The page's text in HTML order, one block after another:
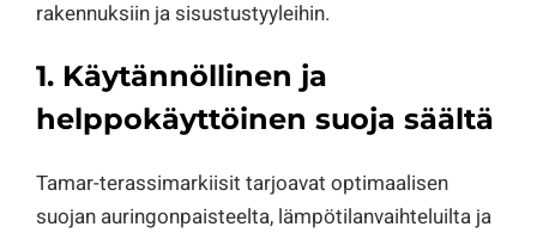
rakennuksiin ja sisustustyyleihin.
1. Käytännöllinen ja
helppokäyttöinen suoja säältä
Tamar-terassimarkiisit tarjoavat optimaalisen
suojan auringonpaisteelta, lämpötilanvaihteluilta ja